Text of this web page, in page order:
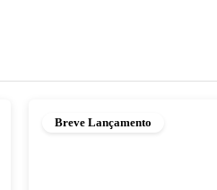
Breve Lançamento